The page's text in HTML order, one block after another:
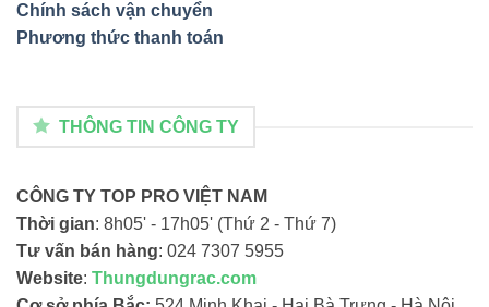
Chính sách vận chuyển
Phương thức thanh toán
THÔNG TIN CÔNG TY
CÔNG TY TOP PRO VIỆT NAM
Thời gian: 8h05' - 17h05' (Thứ 2 - Thứ 7)
Tư vấn bán hàng: 024 7307 5955
Website: Thungdungrac.com